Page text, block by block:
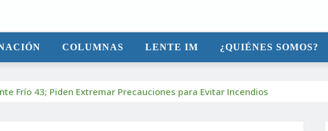
COLUMNAS LENTE IM ¿QUIÉNES SOMOS?
Frío 43; Piden Extremar Precauciones para Evitar Incendios